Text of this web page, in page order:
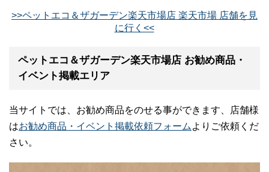
>>ペットエコ＆ザガーデン楽天市場店 楽天市場 店舗を見
に行く<<
ペットエコ＆ザガーデン楽天市場店 お勧め商品・
イベント掲載エリア
当サイトでは、お勧め商品をのせる事ができます、店舗様
はお勧め商品・イベント掲載依頼フォーム よりご依頼くだ
さい。